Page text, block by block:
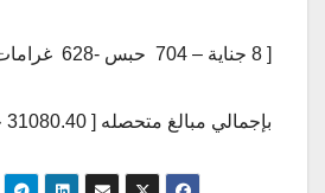
[ 8 جناية – 704 حبس -628 غرامات – 311 مخالفات ]
بإجمالي مبالغ متحصله [ 31080.40 جنيه ]